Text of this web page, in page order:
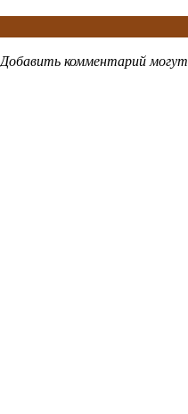
Добавить комментарий